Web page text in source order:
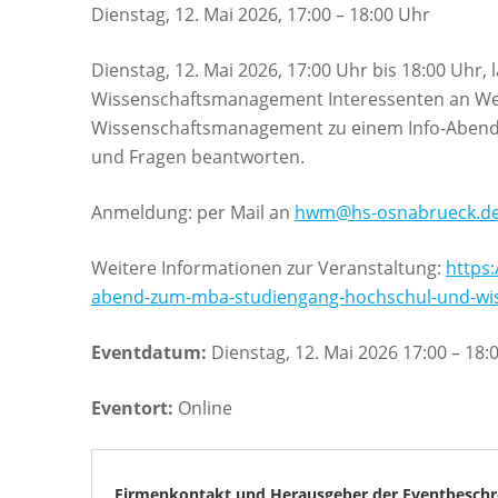
Dienstag, 12. Mai 2026, 17:00 – 18:00 Uhr
Dienstag, 12. Mai 2026, 17:00 Uhr bis 18:00
Wissenschaftsmanagement Interessenten an
Wissenschaftsmanagement zu einem Info-
und Fragen beantworten.
Anmeldung: per Mail an hwm@hs-
Weitere Informationen zur Veranstaltung:
abend-zum-mba-studiengang-hochschul-und-
Eventdatum: Dienstag, 12. Mai 2026 17:00 –
Eventort: Online